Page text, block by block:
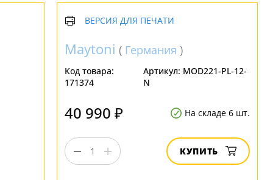
ВЕРСИЯ ДЛЯ ПЕЧАТИ
Maytoni ( Германия )
Код товара:
171374
Артикул: MOD221-PL-12-
N
40 990 ₽ На складе 6 шт.
КУПИТЬ